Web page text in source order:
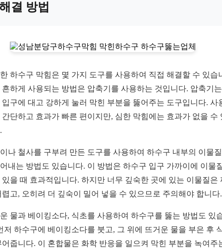
결 방법
하수구 막힘은 몇 가지 도구를 사용하여 직접 해결할 수 있습
흔하게 사용되는 방법은 압축기를 사용하는 것입니다. 압축기
입구에 대고 강하게 눌러 막힌 부분을 뚫어주는 도구입니다. 사
간단하고 효과가 빠른 편이지만, 심한 막힘에는 효과가 없을 수
나 철사를 구부려 만든 도구를 사용하여 하수구 내부의 이물
내는 방법도 있습니다. 이 방법은 하수구 입구 가까이에 이물
있을 때 효과적입니다. 하지만 너무 깊숙한 곳에 있는 이물질은
렵고, 오히려 더 깊숙이 밀어 넣을 수 있으므로 주의해야 합니다.
물과 베이킹소다, 식초를 사용하여 하수구를 뚫는 방법도 있
저 하수구에 베이킹소다를 붓고, 그 위에 뜨거운 물을 부은 후
어줍니다. 이 혼합물은 화학 반응을 일으켜 막힌 부분을 녹여주